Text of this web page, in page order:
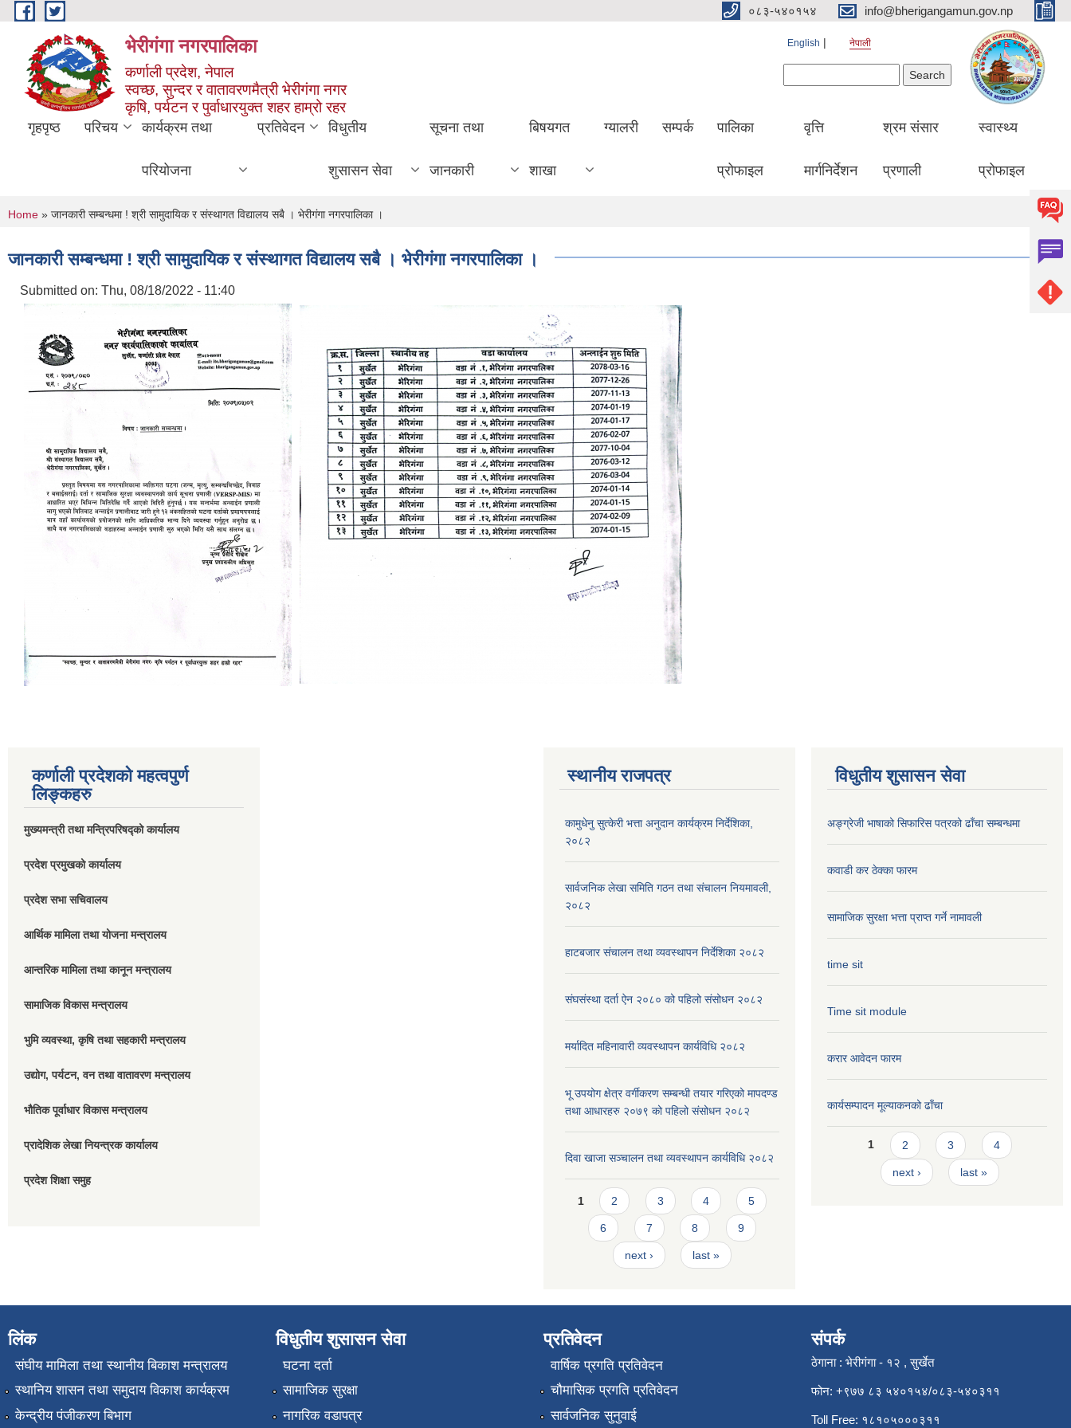
Skip to main content ०८३-५४०१५४ info@bherigangamun.gov.np
भेरीगंगा नगरपालिका
कर्णाली प्रदेश, नेपाल
स्वच्छ, सुन्दर र वातावरणमैत्री भेरीगंगा नगर
कृषि, पर्यटन र पुर्वाधारयुक्त शहर हाम्रो रहर
English नेपाली
गृहपृष्ठ परिचय कार्यक्रम तथा
परियोजना
प्रतिवेदन विधुतीय
शुसासन सेवा
सूचना तथा
जानकारी
बिषयगत
शाखा
ग्यालरी सम्पर्क पालिका
प्रोफाइल
वृत्ति
मार्गनिर्देशन
श्रम संसार
प्रणाली
स्वास्थ्य
प्रोफाइल
You are here
Home » जानकारी सम्बन्धमा ! श्री सामुदायिक र संस्थागत विद्यालय सबै । भेरीगंगा नगरपालिका ।
जानकारी सम्बन्धमा ! श्री सामुदायिक र संस्थागत विद्यालय सबै । भेरीगंगा नगरपालिका ।
Submitted on: Thu, 08/18/2022 - 11:40
कर्णाली प्रदेशको महत्वपुर्ण
लिङ्कहरु
मुख्यमन्त्री तथा मन्त्रिपरिषद्को कार्यालय
प्रदेश प्रमुखको कार्यालय
प्रदेश सभा सचिवालय
आर्थिक मामिला तथा योजना मन्त्रालय
आन्तरिक मामिला तथा कानून मन्त्रालय
सामाजिक विकास मन्त्रालय
भुमि व्यवस्था, कृषि तथा सहकारी मन्त्रालय
उद्योग, पर्यटन, वन तथा वातावरण मन्त्रालय
भौतिक पूर्वाधार विकास मन्त्रालय
प्रादेशिक लेखा नियन्त्रक कार्यालय
प्रदेश शिक्षा समुह
स्थानीय राजपत्र
कामुधेनु सुत्केरी भत्ता अनुदान कार्यक्रम निर्देशिका,
२०८२
सार्वजनिक लेखा समिति गठन तथा संचालन नियमावली,
२०८२
हाटबजार संचालन तथा व्यवस्थापन निर्देशिका २०८२
संघसंस्था दर्ता ऐन २०८० को पहिलो संसोधन २०८२
मर्यादित महिनावारी व्यवस्थापन कार्यविधि २०८२
भू उपयोग क्षेत्र वर्गीकरण सम्बन्धी तयार गरिएको मापदण्ड
तथा आधारहरु २०७९ को पहिलो संसोधन २०८२
दिवा खाजा सञ्चालन तथा व्यवस्थापन कार्यविधि २०८२
Pages
1 2 3 4 5
6 7 8 9
next › last »
विधुतीय शुसासन सेवा
अङ्ग्रेजी भाषाको सिफारिस पत्रको ढाँचा सम्बन्धमा
कवाडी कर ठेक्का फारम
सामाजिक सुरक्षा भत्ता प्राप्त गर्ने नामावली
time sit
Time sit module
करार आवेदन फारम
कार्यसम्पादन मूल्या‌कनको ढाँचा
Pages
1 2 3 4
next › last »
लिंक
संघीय मामिला तथा स्थानीय बिकाश मन्त्रालय
स्थानिय शासन तथा समुदाय विकाश कार्यक्रम
केन्द्रीय पंजीकरण बिभाग
विधुतीय शुसासन सेवा
घटना दर्ता
सामाजिक सुरक्षा
नागरिक वडापत्र
प्रतिवेदन
वार्षिक प्रगति प्रतिवेदन
चौमासिक प्रगति प्रतिवेदन
सार्वजनिक सुनुवाई
संपर्क
ठेगाना : भेरीगंगा - १२ , सुर्खेत
फोन: +९७७ ८३ ५४०१५४/०८३-५४०३११
Toll Free: १८१०५०००३११